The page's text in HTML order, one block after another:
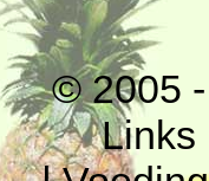
© 2005
Links